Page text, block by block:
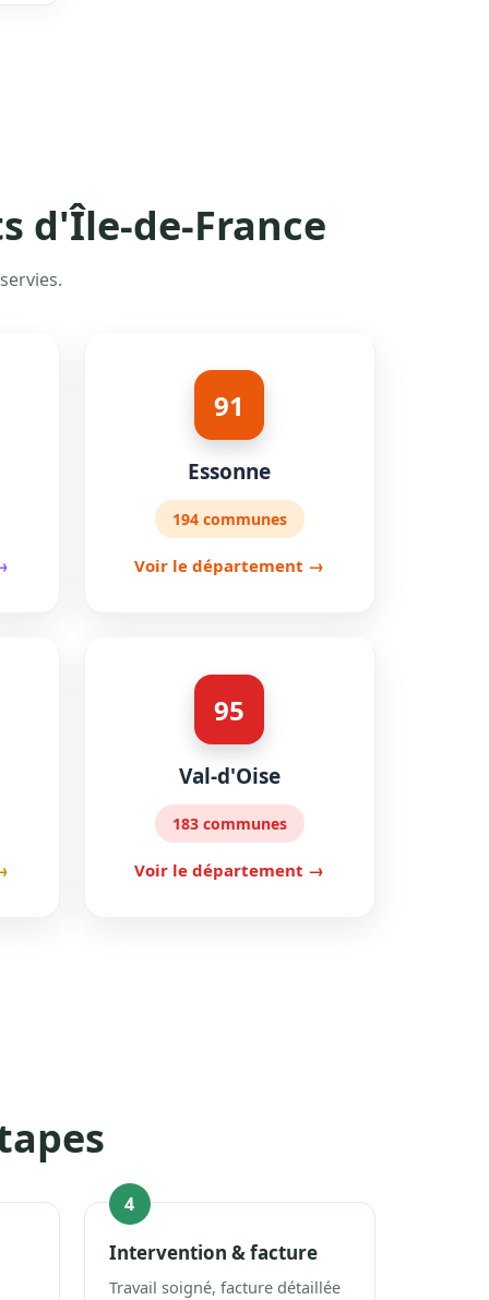
d'Île-de-France
91
Essonne
194 communes
Voir le département →
95
Val-d'Oise
183 communes
Voir le département →
4
Intervention & facture
Travail soigné, facture détaillée